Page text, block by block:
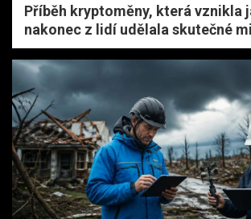
Příběh kryptoměny, která vznikla
nakonec z lidí udělala skutečné